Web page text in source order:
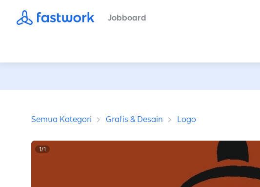
Jobboard
Semua Kategori Grafis & Desain Logo
1/1